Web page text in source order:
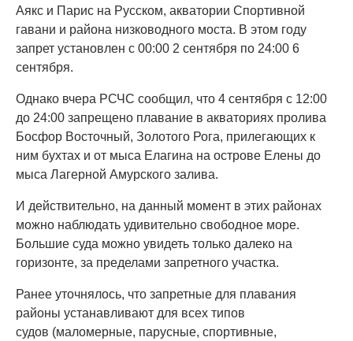
Аякс и Парис на Русском, акватории Спортивной
гавани и района низководного моста. В этом году
запрет установлен с 00:00 2 сентября по 24:00 6
сентября.
Однако вчера РСЧС сообщил, что 4 сентября с 12:00
до 24:00 запрещено плавание в акваториях пролива
Босфор Восточный, Золотого Рога, прилегающих к
ним бухтах и от мыса Елагина на острове Елены до
мыса Лагерной Амурского залива.
И действительно, на данный момент в этих районах
можно наблюдать удивительно свободное море.
Большие суда можно увидеть только далеко на
горизонте, за пределами запретного участка.
Ранее уточнялось, что запретные для плавания
районы устанавливают для всех типов
судов (маломерные, парусные, спортивные,